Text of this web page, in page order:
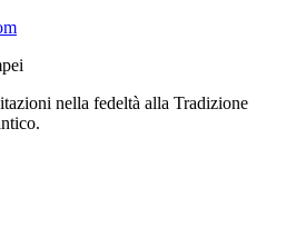
nella fedeltà alla Tradizione